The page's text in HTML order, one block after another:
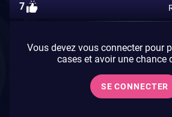
7
Vous devez vous connecter pour
cases et avoir une chance
SE CONNECTER